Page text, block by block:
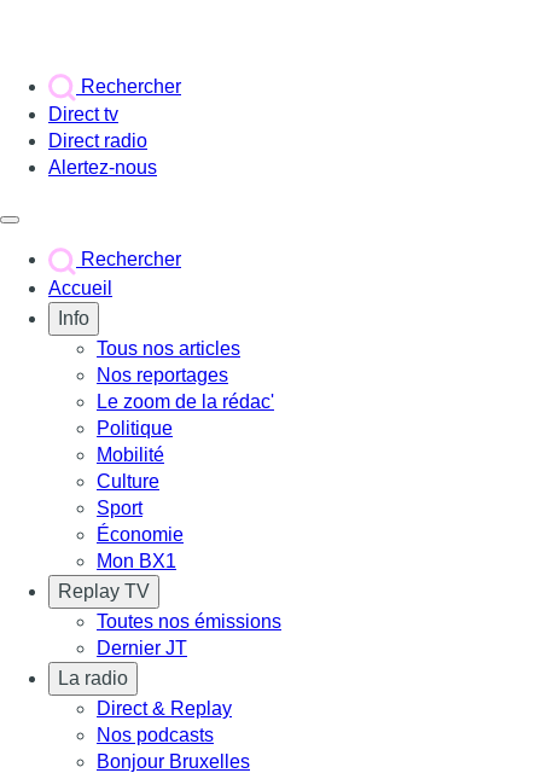
Rechercher
Direct tv
Direct radio
Alertez-nous
Rechercher
Accueil
Info
Tous nos articles
Nos reportages
Le zoom de la rédac'
Politique
Mobilité
Culture
Sport
Économie
Mon BX1
Replay TV
Toutes nos émissions
Dernier JT
La radio
Direct & Replay
Nos podcasts
Bonjour Bruxelles